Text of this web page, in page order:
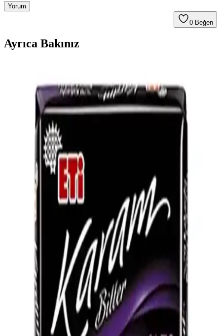
Yorum
0 Beğen
Ayrıca Bakınız
Tavsiyeleri
Bitter çikolata, yüksek kakao oranıyla sağlıklı seçenekler sunar. 20
gramı yaklaşık 100 kalori içerir, içeriğe göre değişir. Kontrollü
tüketim diyet ve sağlıklı yaşam için önemlidir.
Orta Koyulukta %60 Kakao İçeren Bitter
Çikolatanın Özellikleri ve Kullanım Alanları
Orta koyulukta, %60 kakao içeren bitter çikolata, dengeli tat profili
ve çok yönlü kullanım alanlarıyla hem tatlı yapımında hem de
içeceklerde tercih edilir.
Çikolata Çeşitleri ve Özellikleri: Sütlü, Bitter, Beyaz
ve Dolgulu Çikolataların Detaylı İncelenmesi
Çikolata çeşitleri, özellikleri ve kullanım alanları hakkında kapsamlı
bilgiler içerir. Sütlü, bitter, beyaz ve dolgulu çikolataların farklı tat ve
özellikleri detaylandırılır.
Kakao Oranı Yüksek Bitter Çikolata: Özellikler ve
Piyasadaki Durumun Analizi
Kakao oranı yüksek bitter çikolata, yoğun aroma ve az şeker
içeriğiyle öne çıkar. Piyasadaki spesifik markalar hakkında bilgi
sınırlı olsa da, kakao oranı tadı ve sağlığı etkiler.